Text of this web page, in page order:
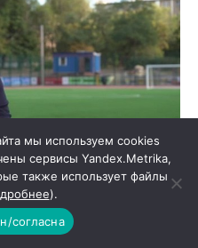
и добавить нечего.
мы используем cookies
сервисы Yandex.Metrika,
также использует файлы
).
согласна